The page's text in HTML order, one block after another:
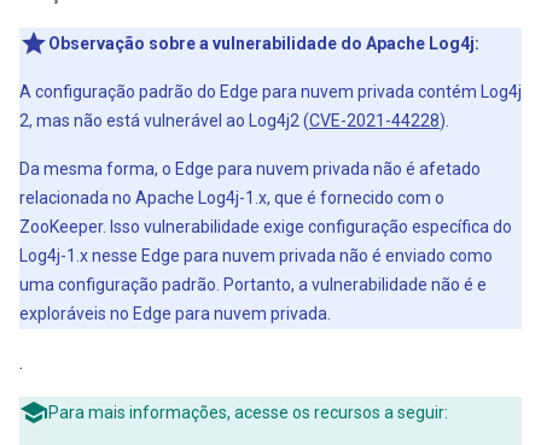
Observação sobre a vulnerabilidade do Apache Log4j:
A configuração padrão do Edge para nuvem privada contém Log4j
2, mas não está vulnerável ao Log4j2 (CVE-2021-44228).
Da mesma forma, o Edge para nuvem privada não é afetado
relacionada no Apache Log4j-1.x, que é fornecido com o
ZooKeeper. Isso vulnerabilidade exige configuração específica do
Log4j-1.x nesse Edge para nuvem privada não é enviado como
uma configuração padrão. Portanto, a vulnerabilidade não é e
exploráveis no Edge para nuvem privada.
.
Para mais informações, acesse os recursos a seguir: